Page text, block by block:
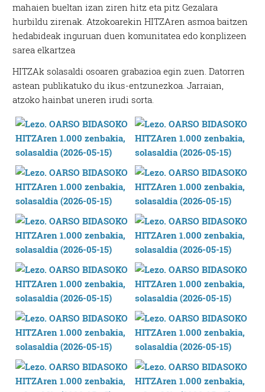
mahaien bueltan izan ziren hitz eta pitz Gezalara
hurbildu zirenak. Atzokoarekin HITZAren asmoa baitzen
hedabideak inguruan duen komunitatea edo konplizeen
sarea elkartzea
HITZAk solasaldi osoaren grabazioa egin zuen. Datorren
astean publikatuko du ikus-entzunezkoa. Jarraian,
atzoko hainbat uneren irudi sorta.